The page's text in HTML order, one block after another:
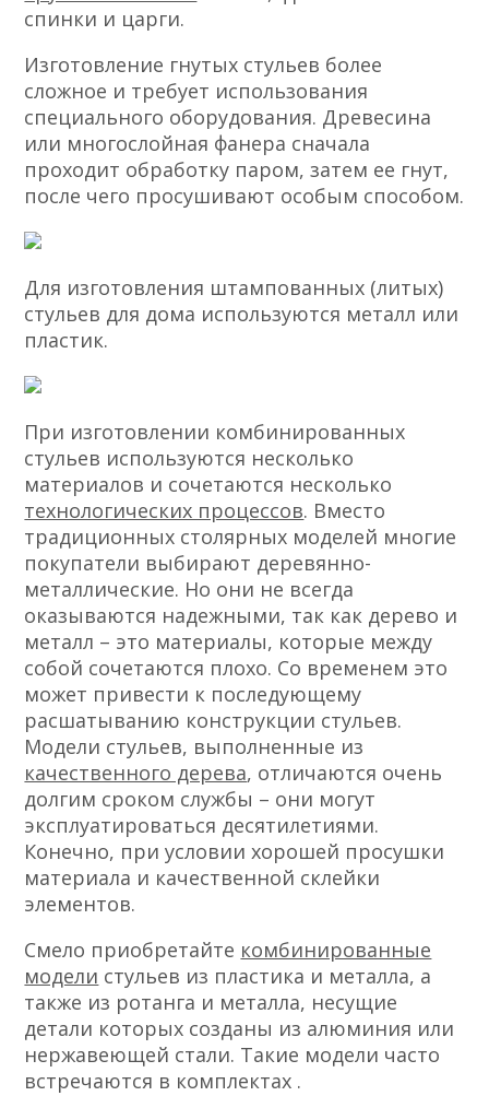
спинки и царги.
Изготовление гнутых стульев более
сложное и требует использования
специального оборудования. Древесина
или многослойная фанера сначала
проходит обработку паром, затем ее гнут,
после чего просушивают особым способом.
Для изготовления штампованных (литых)
стульев для дома используются металл или
пластик.
При изготовлении комбинированных
стульев используются несколько
материалов и сочетаются несколько
технологических процессов. Вместо
традиционных столярных моделей многие
покупатели выбирают деревянно-
металлические. Но они не всегда
оказываются надежными, так как дерево и
металл – это материалы, которые между
собой сочетаются плохо. Со временем это
может привести к последующему
расшатыванию конструкции стульев.
Модели стульев, выполненные из
качественного дерева, отличаются очень
долгим сроком службы – они могут
эксплуатироваться десятилетиями.
Конечно, при условии хорошей просушки
материала и качественной склейки
элементов.
Смело приобретайте комбинированные
модели стульев из пластика и металла, а
также из ротанга и металла, несущие
детали которых созданы из алюминия или
нержавеющей стали. Такие модели часто
встречаются в комплектах .